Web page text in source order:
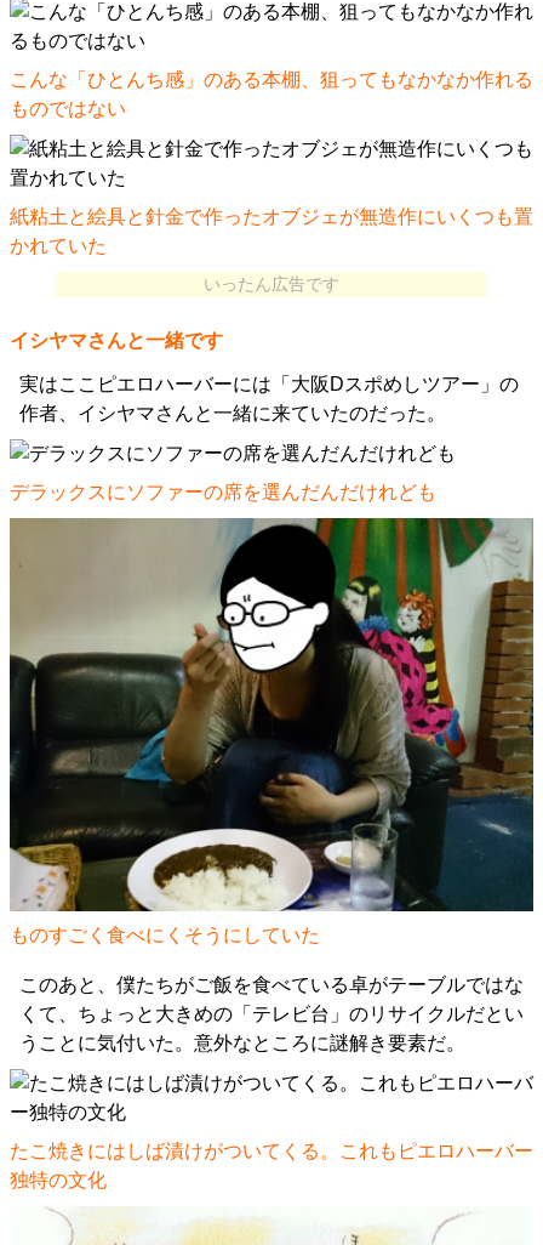
こんな「ひとんち感」のある本棚、狙ってもなかなか作れる
ものではない
紙粘土と絵具と針金で作ったオブジェが無造作にいくつも置
かれていた
いったん広告です
イシヤマさんと一緒です
実はここピエロハーバーには「大阪Dスポめしツアー」の
作者、イシヤマさんと一緒に来ていたのだった。
デラックスにソファーの席を選んだんだけれども
ものすごく食べにくそうにしていた
このあと、僕たちがご飯を食べている卓がテーブルではな
くて、ちょっと大きめの「テレビ台」のリサイクルだとい
うことに気付いた。意外なところに謎解き要素だ。
たこ焼きにはしば漬けがついてくる。これもピエロハーバー
独特の文化